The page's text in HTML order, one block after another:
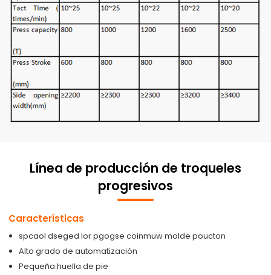
Línea de producción de troqueles
progresivos
Características
spcaol dseged lor pgogse coinmuw molde poucton
Alto grado de automatización
Pequeña huella de pie